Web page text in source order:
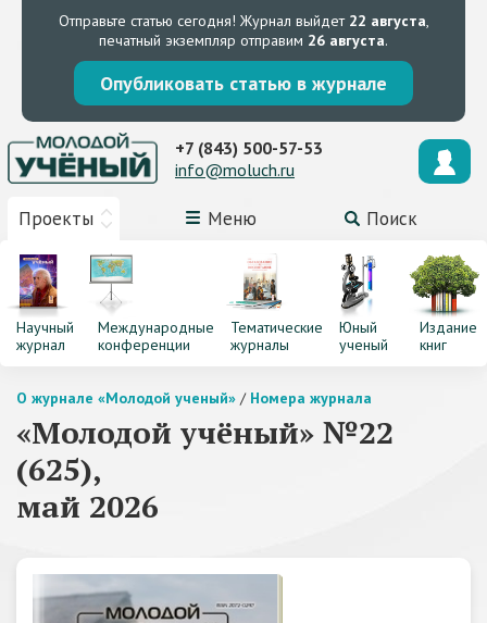
Отправьте статью сегодня! Журнал выйдет 22 августа,
печатный экземпляр отправим 26 августа.
Опубликовать статью в журнале
Проекты Меню Поиск
+7 (843) 500-57-53
info@moluch.ru
Научный
журнал
Международные
конференции
Тематические
журналы
Юный
ученый
Издание
книг
О журнале «Молодой ученый» / Номера журнала
«Молодой учёный» №22
(625),
май 2026